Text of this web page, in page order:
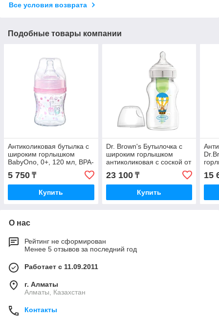
Все условия возврата
Подобные товары компании
Антиколиковая бутылка с
широким горлышком
BabyOno, 0+, 120 мл, BPA-
5 750 ₸
Купить
Dr. Brown's Бутылочка с
широким горлышком
антиколиковая с соской от
3+, 330 мл, BPA-free
23 100₸
Купить
15
О нас
Рейтинг не сформирован
Менее 5 отзывов за последний год
Работает с 11.09.2011
г. Алматы
Алматы, Казахстан
Контакты